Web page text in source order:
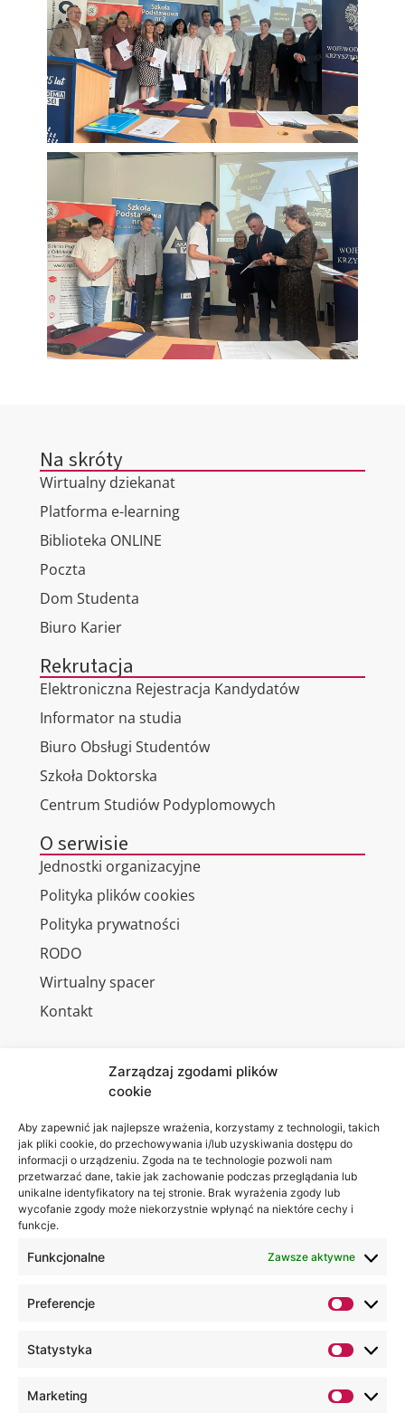
Zarządzaj zgodami plików
cookie
Aby zapewnić jak najlepsze wrażenia, korzystamy z technologii, takich
jak pliki cookie, do przechowywania i/lub uzyskiwania dostępu do
informacji o urządzeniu. Zgoda na te technologie pozwoli nam
przetwarzać dane, takie jak zachowanie podczas przeglądania lub
unikalne identyfikatory na tej stronie. Brak wyrażenia zgody lub
wycofanie zgody może niekorzystnie wpłynąć na niektóre cechy i
funkcje.
Funkcjonalne Zawsze aktywne
Preferencje
Statystyka
Marketing
Na skróty
Wirtualny dziekanat
Platforma e-learning
Biblioteka ONLINE
Poczta
Dom Studenta
Biuro Karier
Rekrutacja
Elektroniczna Rejestracja Kandydatów
Informator na studia
Biuro Obsługi Studentów
Szkoła Doktorska
Centrum Studiów Podyplomowych
O serwisie
Jednostki organizacyjne
Polityka plików cookies
Polityka prywatności
RODO
Wirtualny spacer
Kontakt
Akademia
WSEI
ul.
Projektowa
4